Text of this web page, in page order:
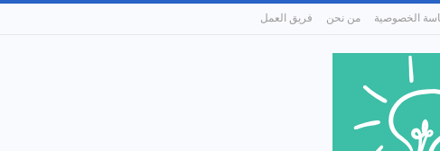
من نحن فريق العمل